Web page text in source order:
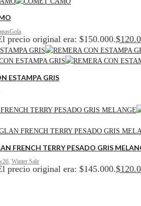
precio original era: $150.000.$
ESTAMPA GRIS
FRENCH TERRY PESADO GRIS
, Winter Sale
precio original era: $145.000.$